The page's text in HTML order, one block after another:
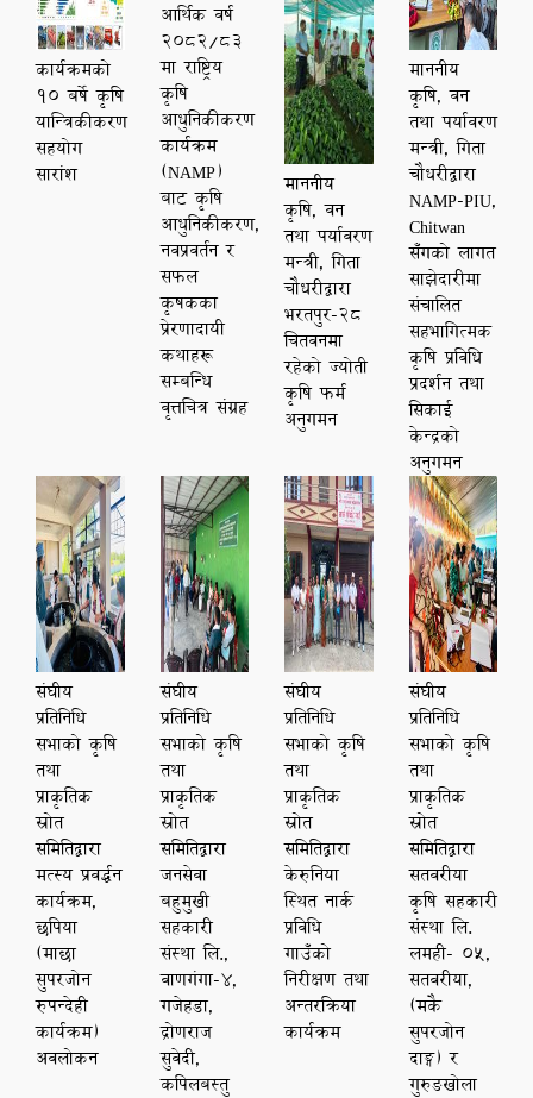
कार्यक्रमको
१० बर्षे कृषि
यान्त्रिकीकरण
सहयोग
सारांश
आर्थिक वर्ष
२०८२/८३
मा राष्ट्रिय
कृषि
आधुनिकीकरण
कार्यक्रम
(NAMP)
बाट कृषि
आधुनिकीकरण,
नवप्रवर्तन र
सफल
कृषकका
प्रेरणादायी
कथाहरू
सम्बन्धि
वृत्तचित्र संग्रह
माननीय
कृषि, वन
तथा पर्यावरण
मन्त्री, गिता
चौधरीद्वारा
भरतपुर-२८
चितवनमा
रहेको ज्योती
कृषि फर्म
अनुगमन
माननीय
कृषि, वन
तथा पर्यावरण
मन्त्री, गिता
चौधरीद्वारा
NAMP-PIU,
Chitwan
सँगको लागत
साझेदारीमा
संचालित
सहभागित्मक
कृषि प्रविधि
प्रदर्शन तथा
सिकाई
केन्द्रको
अनुगमन
संघीय
प्रतिनिधि
सभाको कृषि
तथा
प्राकृतिक
स्रोत
समितिद्वारा
मत्स्य प्रवर्द्धन
कार्यक्रम,
छपिया
(माछा
सुपरजोन
रुपन्देही
कार्यक्रम)
अवलोकन
संघीय
प्रतिनिधि
सभाको कृषि
तथा
प्राकृतिक
स्रोत
समितिद्वारा
जनसेवा
बहुमुखी
सहकारी
संस्था लि.,
वाणगंगा-4,
गजेहडा,
द्रोणराज
सुवेदी,
कपिलबस्तु
संघीय
प्रतिनिधि
सभाको कृषि
तथा
प्राकृतिक
स्रोत
समितिद्वारा
केरुनिया
स्थित नार्क
प्रविधि
गाउँको
निरीक्षण तथा
अन्तरक्रिया
कार्यक्रम
संघीय
प्रतिनिधि
सभाको कृषि
तथा
प्राकृतिक
स्रोत
समितिद्वारा
सतवरीया
कृषि सहकारी
संस्था लि.
लमही- 05,
सतवरीया,
(मकै
सुपरजोन
दाङ्ग) र
गुरुङ‌खोला